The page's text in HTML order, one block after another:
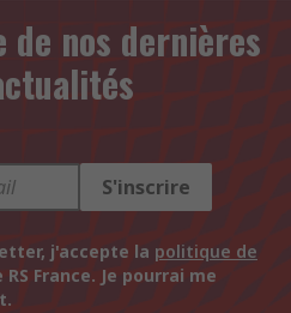
de nos dernières
S'inscrire
j'accepte la politique de
RS France. Je pourrai me